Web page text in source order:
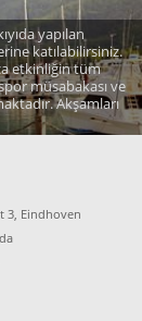
yapılan
katılabilirsiniz.
etkinliğin tüm
müsabakası ve
Akşamları
3, Eindhoven